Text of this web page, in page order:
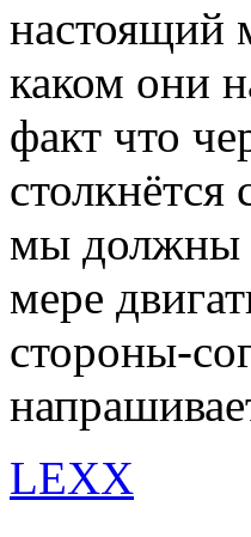
настоящий
каком они
факт что
мы должны
мере
стороны-
LEXX